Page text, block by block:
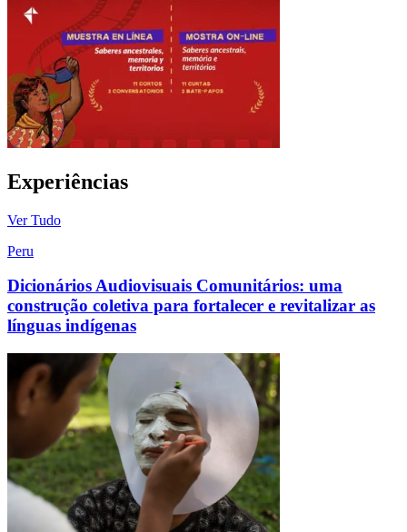
Experiências
Ver Tudo
Peru
Dicionários Audiovisuais Comunitários: uma
construção coletiva para fortalecer e revitalizar as
línguas indígenas